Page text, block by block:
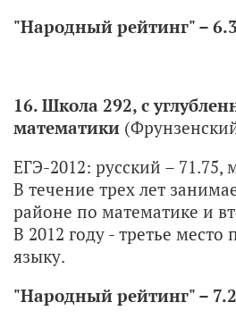
"Народный рейтинг" –
16. Школа 292, с
математики
ЕГЭ-2012: русский – 71.75,
В течение трех лет
районе по математике и
В 2012 году - третье место
языку.
"Народный рейтинг" –